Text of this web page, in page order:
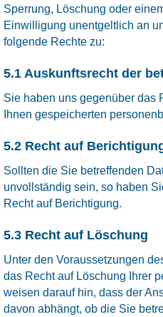
Sperrung, Löschung oder
Einwilligung unentgeltlich an
folgende Rechte zu:
5.1 Auskunftsrecht der
Sie haben uns gegenüber das
Ihnen gespeicherten
5.2 Recht auf
Sollten die Sie betreffenden
unvollständig sein, so haben
Recht auf Berichtigung.
5.3 Recht auf Löschung
Unter den Voraussetzungen
das Recht auf Löschung Ihrer
weisen darauf hin, dass der
davon abhängt, ob die Sie